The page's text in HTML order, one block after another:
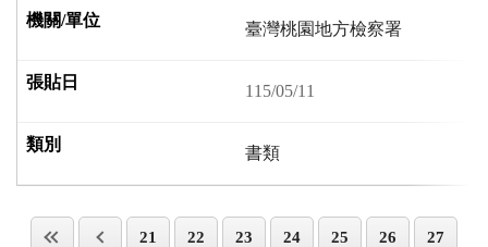
臺灣桃園地方檢察署
115/05/11
書類
21 22 23 24 25 26 27